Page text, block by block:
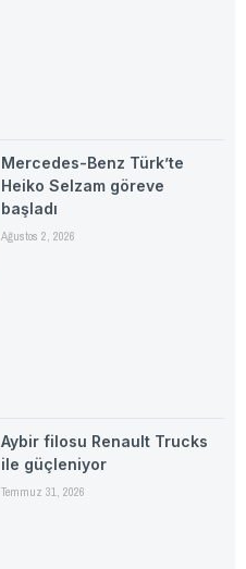
Mercedes-Benz Türk’te
Heiko Selzam göreve
başladı
Ağustos 2, 2026
Aybir filosu Renault Trucks
ile güçleniyor
Temmuz 31, 2026